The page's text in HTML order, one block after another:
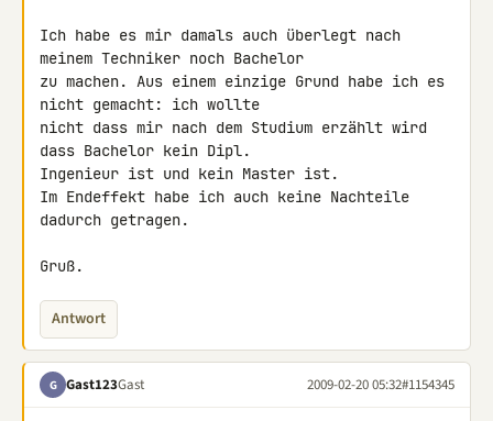
Ich habe es mir damals auch überlegt nach
meinem Techniker noch Bachelor
zu machen. Aus einem einzige Grund habe ich es
nicht gemacht: ich wollte
nicht dass mir nach dem Studium erzählt wird
dass Bachelor kein Dipl.
Ingenieur ist und kein Master ist.
Im Endeffekt habe ich auch keine Nachteile
dadurch getragen.
Gruß.
Antwort
G Gast123Gast 2009-02-20 05:32#1154345